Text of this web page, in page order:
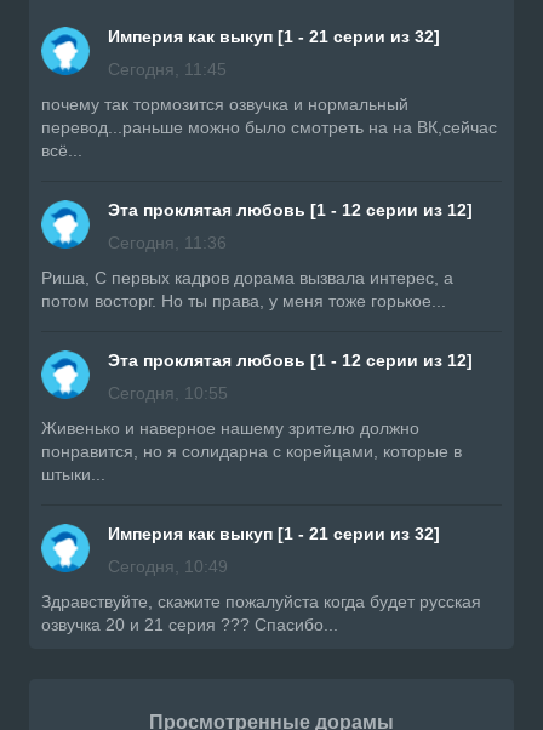
Империя как выкуп [1 - 21 серии из 32]
Сегодня, 11:45
почему так тормозится озвучка и нормальный
перевод...раньше можно было смотреть на на ВК,сейчас
всё...
Эта проклятая любовь [1 - 12 серии из 12]
Сегодня, 11:36
Риша, С первых кадров дорама вызвала интерес, а
потом восторг. Но ты права, у меня тоже горькое...
Эта проклятая любовь [1 - 12 серии из 12]
Сегодня, 10:55
Живенько и наверное нашему зрителю должно
понравится, но я солидарна с корейцами, которые в
штыки...
Империя как выкуп [1 - 21 серии из 32]
Сегодня, 10:49
Здравствуйте, скажите пожалуйста когда будет русская
озвучка 20 и 21 серия ??? Спасибо...
Просмотренные дорамы